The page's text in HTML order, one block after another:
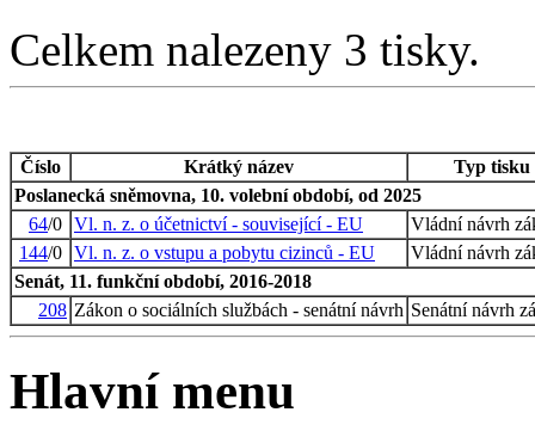
Celkem nalezeny 3 tisky.
Číslo Krátký název
Typ tisku
Poslanecká sněmovna, 10. volební období, od 2025
64/0 Vl. n. z. o účetnictví - související - EU
Vládní návrh
144/0 Vl. n. z. o vstupu a pobytu cizinců - EU
Vládní návrh
Senát, 11. funkční období, 2016-2018
208 Zákon o sociálních službách - senátní návrh Senátní návrh
Hlavní menu